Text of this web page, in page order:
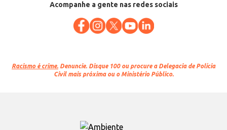
Acompanhe a gente nas redes sociais
Racismo é crime. Denuncie. Disque 100 ou procure a Delegacia de Polícia
Civil mais próxima ou o Ministério Público.